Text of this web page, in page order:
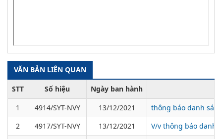
VĂN BẢN LIÊN QUAN
STT Số hiệu
Ngày ban hành
1
4914/SYT-NVY 13/12/2021
thông báo danh
2
4917/SYT-NVY 13/12/2021
V/v thông báo danh